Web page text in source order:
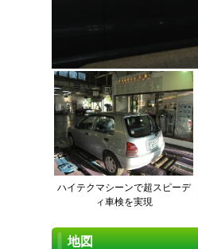
ハイテクマシーンで超スピーデ
ィ車検を実現
地図